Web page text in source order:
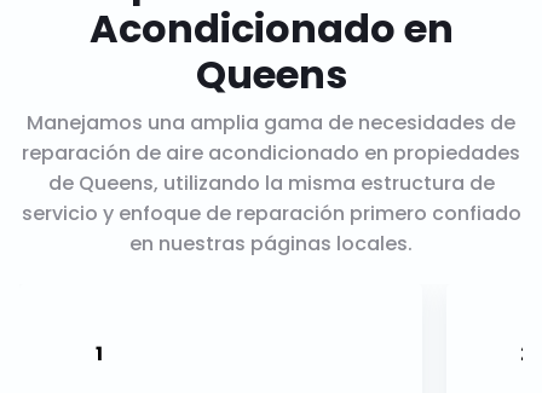
Acondicionado en
Queens
Manejamos una amplia gama de necesidades de
reparación de aire acondicionado en propiedades
de Queens, utilizando la misma estructura de
servicio y enfoque de reparación primero confiado
en nuestras páginas locales.